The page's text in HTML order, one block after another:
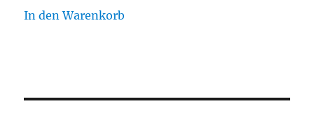
In den Warenkorb